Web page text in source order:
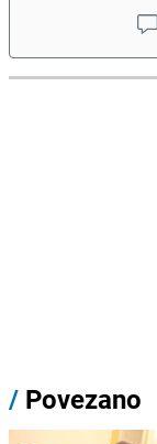
/ Povezano